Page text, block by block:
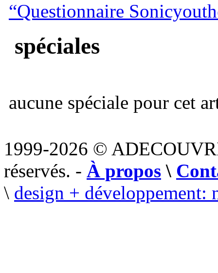
“Questionnaire
spéciales
aucune spéciale pour cet
1999-2026 ©
réservés. - À propos \
\ design + développement: